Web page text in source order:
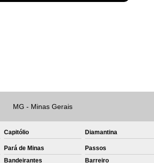
Roupas de Fábrica Atacado
Private Label
Private Label Biquínis
Private
Private Label Camisetas
Private Label de Camisetas
MG - Minas Gerais
Capitólio Diamantina
Pará de Minas Passos
Bandeirantes Barreiro